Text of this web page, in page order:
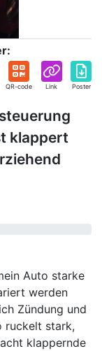
QR-code Link Poster
klappert
Auto starke
werden
Zündung und
ruckelt stark,
klappernde